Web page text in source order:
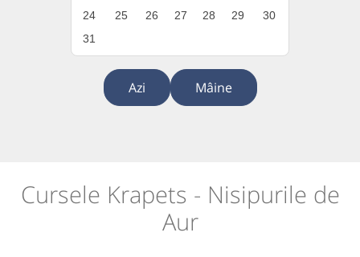
24
25 26 27 28 29
30
31
Azi Mâine
Cursele Krapets - Nisipurile de
Aur